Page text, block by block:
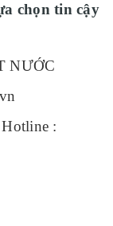
chọn tin cậy
NƯỚC
: